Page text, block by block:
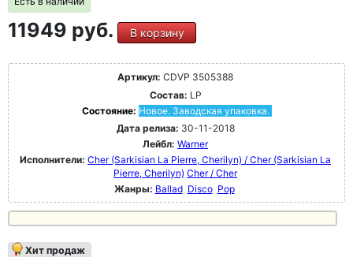
11949 руб. В корзину
Артикул: CDVP 3505388
Состав: LP
Состояние: Новое. Заводская упаковка.
Дата релиза: 30-11-2018
Лейбл: Warner
Исполнители: Cher (Sarkisian La Pierre, Cherilyn) / Cher (Sarkisian La
Pierre, Cherilyn) Cher / Cher
Жанры: Ballad Disco Pop
Хит продаж